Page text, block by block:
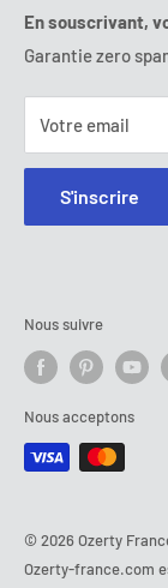
E-mail:
En souscrivant,
Garantie zero
Votre email
S'inscrire
Nous suivre
Nous acceptons
© 2026 Ozerty
Ozerty-france.com